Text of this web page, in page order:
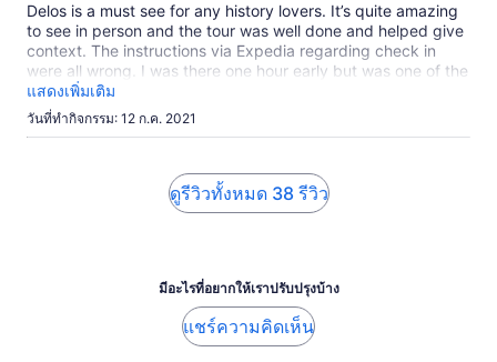
Delos is a must see for any history lovers. It’s quite amazing
to see in person and the tour was well done and helped give
context. The instructions via Expedia regarding check in
were all wrong. I was there one hour early but was one of the
last ones on the boat because the check in instructions said
a certain restaurant and didn’t explain that you have to go to
แสดงเพิ่มเติม
วันที่ทำกิจกรรม: 12 ก.ค. 2021
ดูรีวิวทั้งหมด 38 รีวิว
มีอะไรที่อยากให้เราปรับปรุงบ้าง
แชร์ความคิดเห็น